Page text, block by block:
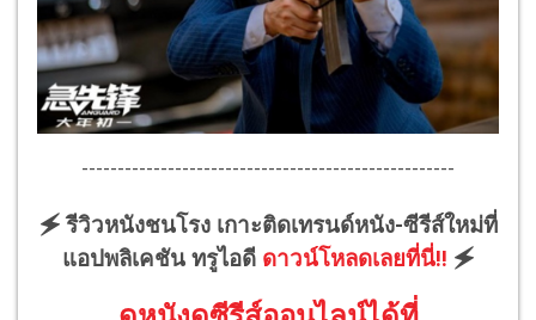
----------------------------------------------------
🗲 รีวิวหนังชนโรง เกาะติดเทรนด์หนัง-ซีรีส์ใหม่ที่
แอปพลิเคชัน ทรูไอดี ดาวน์โหลดเลยที่นี่!! 🗲